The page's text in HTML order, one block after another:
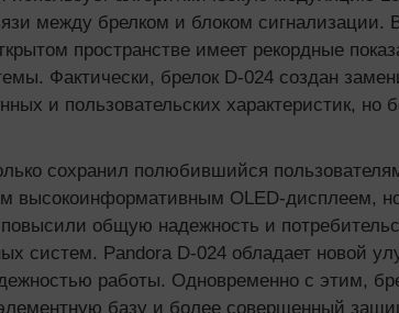
между брелком и блоком сигнализации.​
пространстве имеет рекордные
Фактически, брелок D-024 создан
и пользовательских характеристик, но
сохранил полюбившийся
высокоинформативным OLED-дисплеем,
общую надежность и
систем. Pandora D-024 обладает новой
работы. Одновременно с этим,
базу и более совершенный